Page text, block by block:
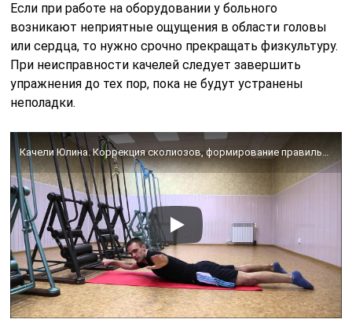
Если при работе на оборудовании у больного
возникают неприятные ощущения в области головы
или сердца, то нужно срочно прекращать физкультуру.
При неисправности качелей следует завершить
упражнения до тех пор, пока не будут устранены
неполадки.
Качели Юлина. Коррекция сколиозов, формирование правильной осанки. укрепление мышц спины!!!!